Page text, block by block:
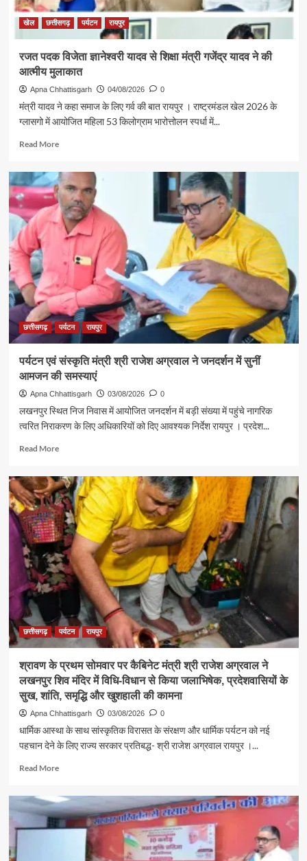
सरगुजा
संभाग
श्रद्धालु
भारत
गौरव
से
रामलला
बाबा
के
दर्शन
के
लिए
रवाना
खेल छत्तीसगढ़ पर्यटन रायपुर
रजत पदक विजेता ज्ञानेश्वरी यादव से शिक्षा मंत्री गजेंद्र यादव ने की
आत्मीय मुलाकात
Apna Chhattisgarh 04/08/2026 0
मंत्री यादव ने कहा समाज के लिए गर्व की बात रायपुर । राष्ट्रमंडल खेल 2026 के
ग्लासगो में आयोजित महिला 53 किलोग्राम भारोत्तोलन स्पर्धा में...
Read MoreRead
रजत
पदक
विजेता
ज्ञानेश्वरी
यादव
शिक्षा
मंत्री
गजेंद्र
यादव
ने
की
छत्तीसगढ़ पर्यटन रायपुर
पर्यटन एवं संस्कृति मंत्री श्री राजेश अग्रवाल ने जनदर्शन में सुनीं
आमजन की समस्याएं
Apna Chhattisgarh 03/08/2026 0
लखनपुर स्थित निज निवास में आयोजित जनदर्शन में बड़ी संख्या में पहुंचे नागरिक
त्वरित निराकरण के लिए अधिकारियों को दिए आवश्यक निर्देश रायपुर । प्रदेश...
Read MoreRead
पर्यटन
एवं
संस्कृति
मंत्री
श्री
राजेश
अग्रवाल
ने
जनदर्शन
सुनीं
आमजन
की
छत्तीसगढ़ पर्यटन रायपुर
श्रावण के प्रथम सोमवार पर कैबिनेट मंत्री श्री राजेश अग्रवाल ने
लखनपुर शिव मंदिर में विधि-विधान से किया जलाभिषेक, प्रदेशवासियों के
सुख, शांति, समृद्धि और खुशहाली की कामना
Apna Chhattisgarh 03/08/2026 0
धार्मिक आस्था के साथ सांस्कृतिक विरासत के संरक्षण और धार्मिक पर्यटन को नई
पहचान देने के लिए राज्य सरकार प्रतिबद्ध- श्री राजेश अग्रवाल रायपुर ।...
Read MoreRead
श्रावण
के
प्रथम